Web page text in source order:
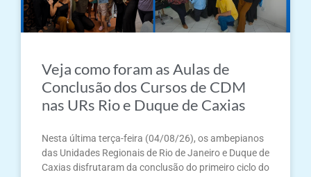
Veja como foram as Aulas de
Conclusão dos Cursos de CDM
nas URs Rio e Duque de Caxias
Nesta última terça-feira (04/08/26), os ambepianos
das Unidades Regionais de Rio de Janeiro e Duque de
Caxias disfrutaram da conclusão do primeiro ciclo do